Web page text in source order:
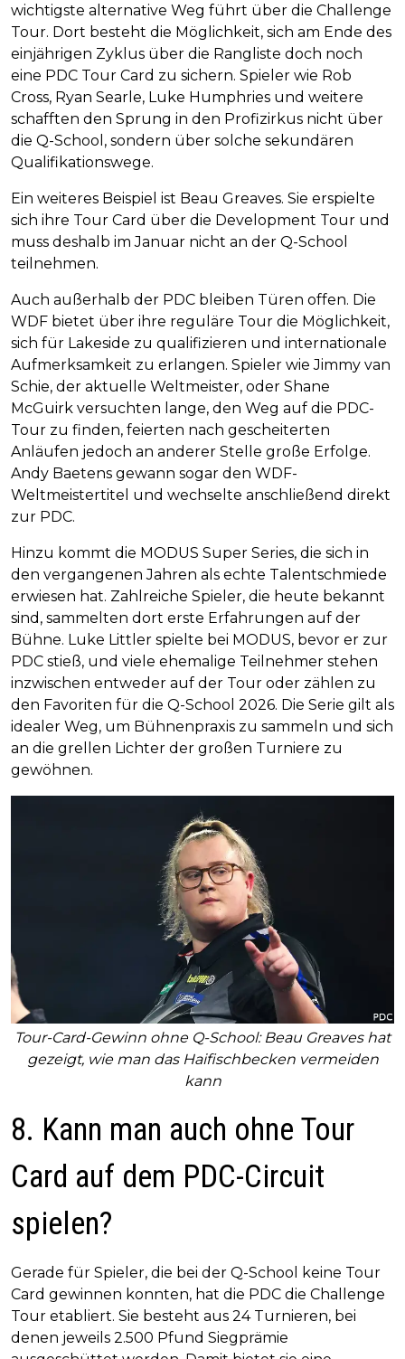
wichtigste alternative Weg führt über die Challenge
Tour. Dort besteht die Möglichkeit, sich am Ende des
einjährigen Zyklus über die Rangliste doch noch
eine PDC Tour Card zu sichern. Spieler wie Rob
Cross, Ryan Searle, Luke Humphries und weitere
schafften den Sprung in den Profizirkus nicht über
die Q-School, sondern über solche sekundären
Qualifikationswege.
Ein weiteres Beispiel ist Beau Greaves. Sie erspielte
sich ihre Tour Card über die Development Tour und
muss deshalb im Januar nicht an der Q-School
teilnehmen.
Auch außerhalb der PDC bleiben Türen offen. Die
WDF bietet über ihre reguläre Tour die Möglichkeit,
sich für Lakeside zu qualifizieren und internationale
Aufmerksamkeit zu erlangen. Spieler wie Jimmy van
Schie, der aktuelle Weltmeister, oder Shane
McGuirk versuchten lange, den Weg auf die PDC-
Tour zu finden, feierten nach gescheiterten
Anläufen jedoch an anderer Stelle große Erfolge.
Andy Baetens gewann sogar den WDF-
Weltmeistertitel und wechselte anschließend direkt
zur PDC.
Hinzu kommt die MODUS Super Series, die sich in
den vergangenen Jahren als echte Talentschmiede
erwiesen hat. Zahlreiche Spieler, die heute bekannt
sind, sammelten dort erste Erfahrungen auf der
Bühne. Luke Littler spielte bei MODUS, bevor er zur
PDC stieß, und viele ehemalige Teilnehmer stehen
inzwischen entweder auf der Tour oder zählen zu
den Favoriten für die Q-School 2026. Die Serie gilt als
idealer Weg, um Bühnenpraxis zu sammeln und sich
an die grellen Lichter der großen Turniere zu
gewöhnen.
Tour-Card-Gewinn ohne Q-School: Beau Greaves hat
gezeigt, wie man das Haifischbecken vermeiden
kann
8. Kann man auch ohne Tour
Card auf dem PDC-Circuit
spielen?
Gerade für Spieler, die bei der Q-School keine Tour
Card gewinnen konnten, hat die PDC die Challenge
Tour etabliert. Sie besteht aus 24 Turnieren, bei
denen jeweils 2.500 Pfund Siegprämie